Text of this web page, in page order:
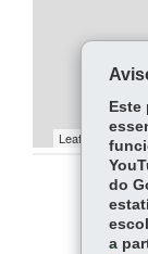
Leaflet | ©
do
a